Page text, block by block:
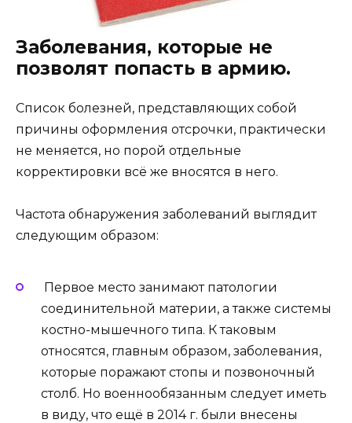
Заболевания, которые не
позволят попасть в армию.
Список болезней, представляющих собой
причины оформления отсрочки, практически
не меняется, но порой отдельные
корректировки всё же вносятся в него.
Частота обнаружения заболеваний выглядит
следующим образом:
Первое место занимают патологии
соединительной материи, а также системы
костно-мышечного типа. К таковым
относятся, главным образом, заболевания,
которые поражают стопы и позвоночный
столб. Но военнообязанным следует иметь
в виду, что ещё в 2014 г. были внесены